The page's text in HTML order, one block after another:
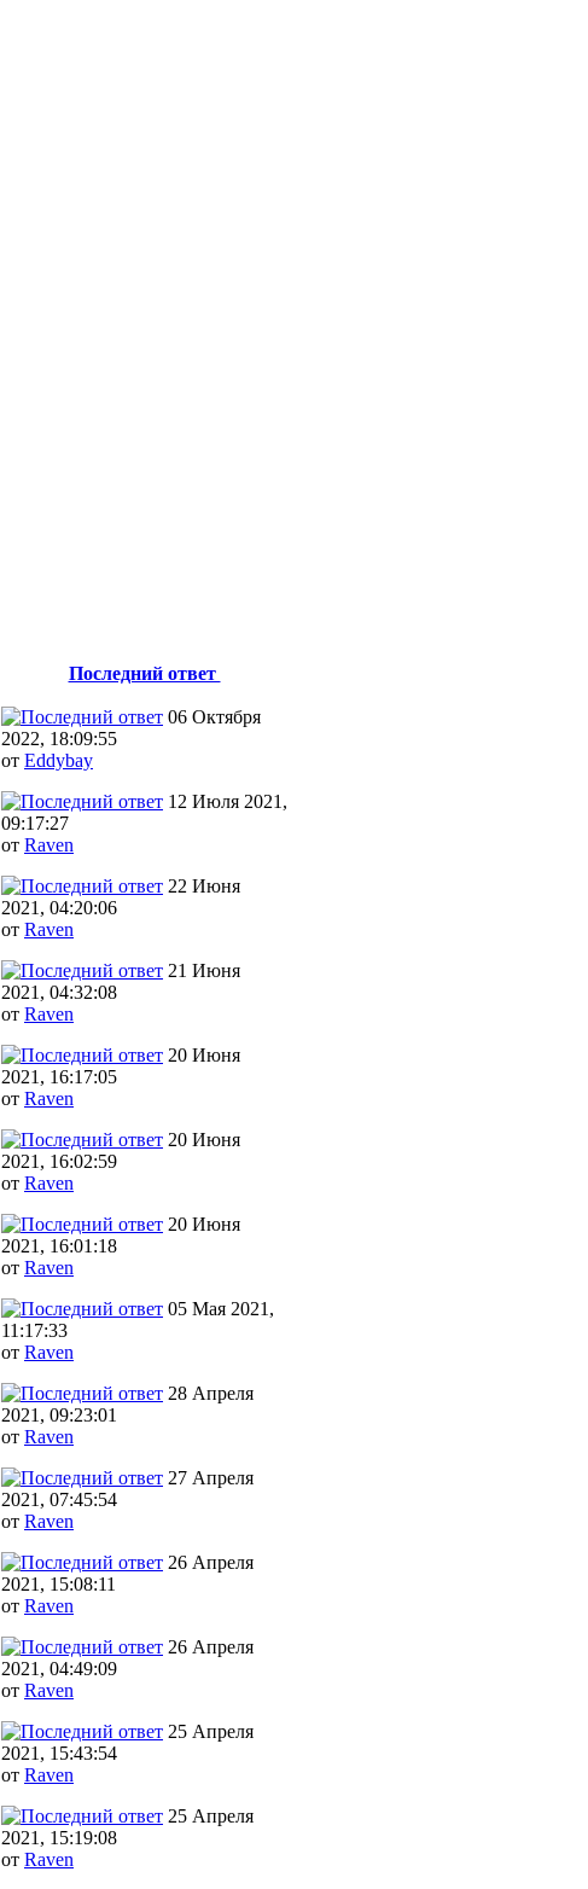
Последний ответ
06 Октября
2022, 18:09:55
от Eddybay
12 Июля 2021,
09:17:27
от Raven
22 Июня
2021, 04:20:06
от Raven
21 Июня
2021, 04:32:08
от Raven
20 Июня
2021, 16:17:05
от Raven
20 Июня
2021, 16:02:59
от Raven
20 Июня
2021, 16:01:18
от Raven
05 Мая 2021,
11:17:33
от Raven
28 Апреля
2021, 09:23:01
от Raven
27 Апреля
2021, 07:45:54
от Raven
26 Апреля
2021, 15:08:11
от Raven
26 Апреля
2021, 04:49:09
от Raven
25 Апреля
2021, 15:43:54
от Raven
25 Апреля
2021, 15:19:08
от Raven